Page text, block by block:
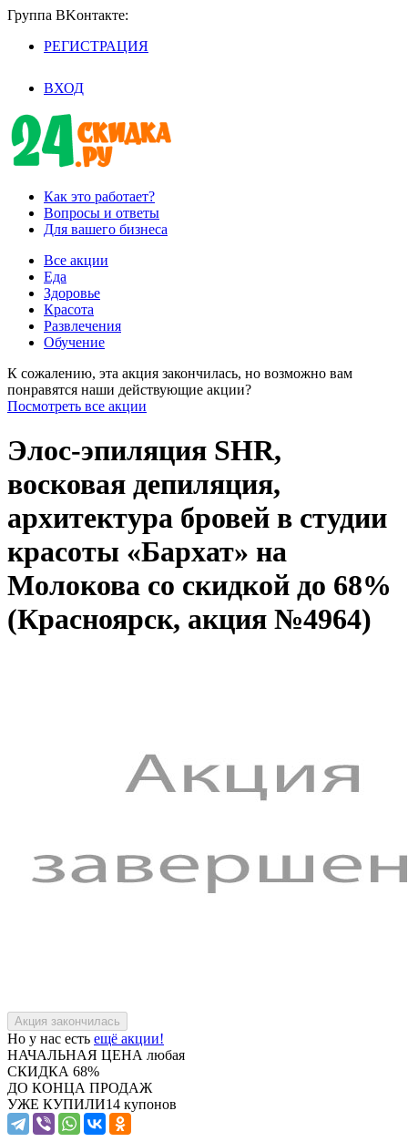
Группа BKoнтaктe:
РЕГИСТРАЦИЯ
ВХОД
Как это работает?
Вопросы и ответы
Для вашего бизнеса
Все акции
Еда
Здоровье
Красота
Развлечения
Обучение
К сожалению, эта акция закончилась, но возможно вам
понравятся наши действующие акции?
Посмотреть все акции
Элос-эпиляция SHR,
восковая депиляция,
архитектура бровей в студии
красоты «Бархат» на
Молокова со скидкой до 68%
(Красноярск, акция №4964)
Но у нас есть ещё акции!
НАЧАЛЬНАЯ ЦЕНА любая
СКИДКА 68%
ДО КОНЦА ПРОДАЖ
УЖЕ КУПИЛИ14 купонов